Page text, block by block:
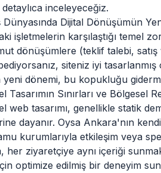
inceleyeceğiz.
Dijital Dönüşümün
işletmelerin karşılaştığı temel
dönüşümlere (teklif talebi,
siteniz iyi
yeni dönemi, bu kopukluğu
Tasarımın Sınırları ve Bölgesel
web tasarımı, genellikle statik
dayanır. Oysa Ankara'nın
kurumlarıyla etkileşim veya
her ziyaretçiye aynı içeriği
optimize edilmiş bir deneyim